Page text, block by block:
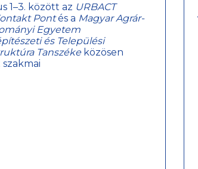
1–3. között az URBACT
Pontés a Magyar Agrár-
Egyetem
és Települési
Tanszékeközösen